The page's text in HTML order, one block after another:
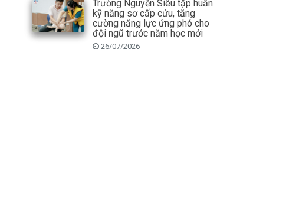
Trường Nguyễn Siêu tập huấn
kỹ năng sơ cấp cứu, tăng
cường năng lực ứng phó cho
đội ngũ trước năm học mới
26/07/2026